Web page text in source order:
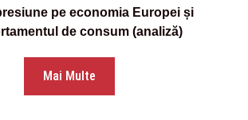
pe economia Europei și
de consum (analiză)
Mai Multe